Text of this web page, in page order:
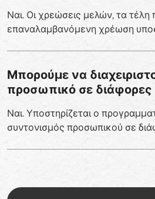
Ναι. Οι χρεώσεις μελών, τα
επαναλαμβανόμενη χρέωση
Μπορούμε να
προσωπικό σε διάφορες
Ναι. Υποστηρίζεται ο
συντονισμός προσωπικού σε